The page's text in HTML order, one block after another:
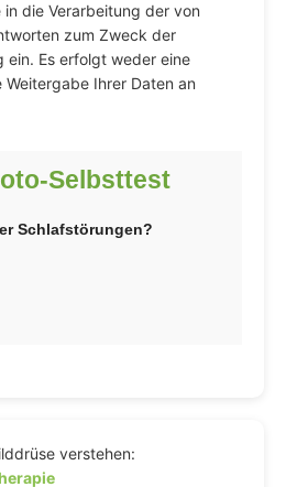
die Verarbeitung der von
zum Zweck der
ein. Es erfolgt weder eine
Ihrer Daten an
Selbsttest
Schlafstörungen?
verstehen: